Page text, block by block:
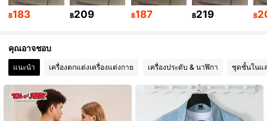
53K ผู้ติดตาม
4.81
฿183 ฿209 ฿187 ฿219 ฿
คุณอาจชอบ
แนะนำ เครื่องตกแต่งเครื่องแต่งกาย เครื่องประดับ & นาฬิกา ชุดชั้นในแ